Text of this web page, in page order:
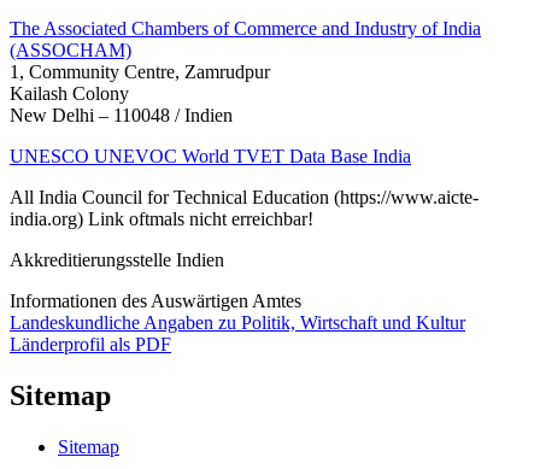
The Associated Chambers of Commerce and Industry of India
(ASSOCHAM)
1, Community Centre, Zamrudpur
Kailash Colony
New Delhi – 110048 / Indien
UNESCO UNEVOC World TVET Data Base India
All India Council for Technical Education (https://www.aicte-
india.org) Link oftmals nicht erreichbar!
Akkreditierungsstelle Indien
Informationen des Auswärtigen Amtes
Landeskundliche Angaben zu Politik, Wirtschaft und Kultur
Länderprofil als PDF
Sitemap
Sitemap